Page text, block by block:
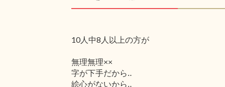
10人中8人以上の方が
無理無理××
字が下手だから‥
絵心がないから‥